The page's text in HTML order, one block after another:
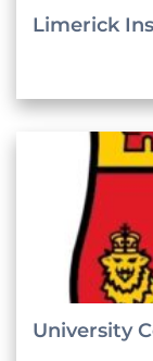
Limerick
University